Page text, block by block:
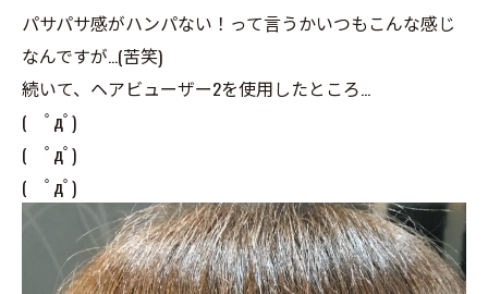
パサパサ感がハンパない！って言うかいつもこんな感じ
なんですが…(苦笑)
続いて、ヘアビューザー2を使用したところ…
( ﾟдﾟ)
( ﾟдﾟ)
( ﾟдﾟ)